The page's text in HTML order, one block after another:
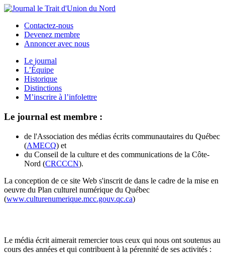
Contactez-nous
Devenez membre
Annoncer avec nous
Le journal
L’Équipe
Historique
Distinctions
M’inscrire à l’infolettre
Le journal est membre :
de l'Association des médias écrits communautaires du Québec
(AMECQ) et
du Conseil de la culture et des communications de la Côte-
Nord (CRCCCN).
La conception de ce site Web s'inscrit de dans le cadre de la mise en
oeuvre du Plan culturel numérique du Québec
(www.culturenumerique.mcc.gouv.qc.ca)
Le média écrit aimerait remercier tous ceux qui nous ont soutenus au
cours des années et qui contribuent à la pérennité de ses activités :